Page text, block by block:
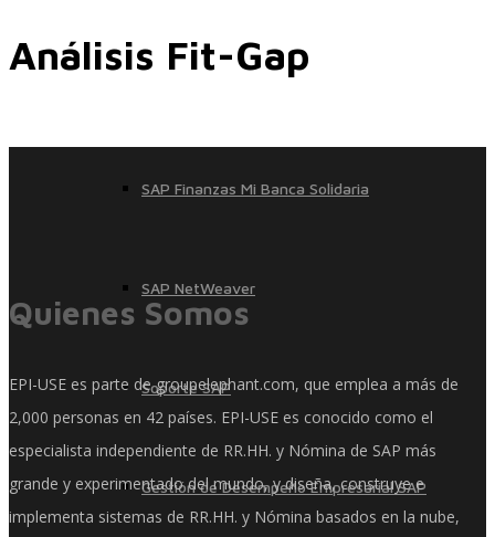
SAP Finanzas Mi Banca Solidaria
SAP NetWeaver
Soporte SAP
Gestión de Desempeño Empresarial SAP
Análisis Fit-Gap
Quienes Somos
EPI-USE es parte de groupelephant.com, que emplea a más de
2,000 personas en 42 países. EPI-USE es conocido como el
especialista independiente de RR.HH. y Nómina de SAP más
grande y experimentado del mundo, y diseña, construye e
implementa sistemas de RR.HH. y Nómina basados ​​en la nube,